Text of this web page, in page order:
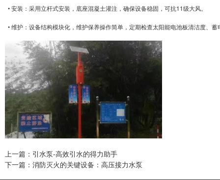
• 安装：采用立杆式安装，底座混凝土灌注，确保设备稳固，可抗11级大风。
• 维护：设备结构模块化，维护保养操作简单，定期检查太阳能电池板清洁度、
上一篇：引水泵-高效引水的得力助手
下一篇：消防灭火的关键设备：高压接力水泵